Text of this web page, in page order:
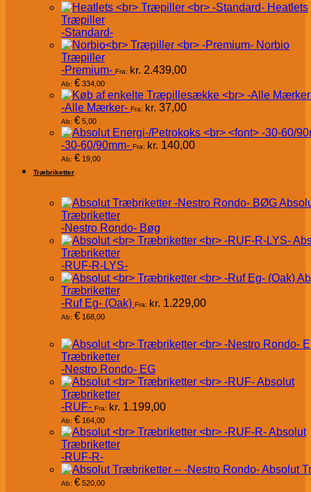
Heatlets
Træpiller
-Standard-
Norbio
Træpiller
-Premium- Fra: kr. 2.439,00
Ab: € 334,00
-Alle Mærker- Fra: kr. 37,00
Ab: € 5,00
-30-60/90mm- Fra: kr. 140,00
Ab: € 19,00
Træbriketter
Træbriketter
-Nestro Rondo- Bøg
Træbriketter
-RUF-R-LYS-
Træbriketter
-Ruf Eg- (Oak) Fra: kr. 1.229,00
Ab: € 168,00
Træbriketter
-Nestro Rondo- EG
Absolut
Træbriketter
-RUF- Fra: kr. 1.199,00
Ab: € 164,00
Absolut
Træbriketter
-RUF-R-
Absolut
Ab: € 520,00